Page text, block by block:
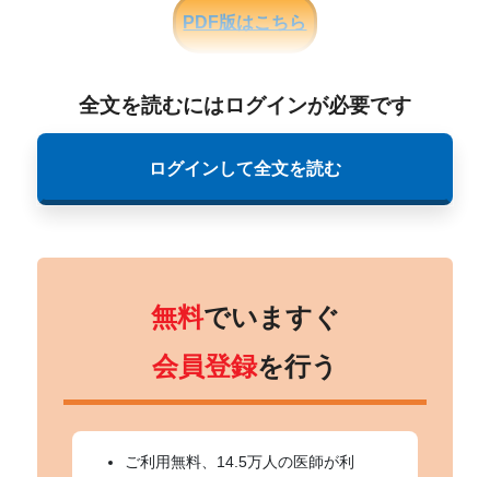
PDF版はこちら
全文を読むにはログインが必要です
ログインして全文を読む
無料でいますぐ
会員登録を行う
ご利用無料、14.5万人の医師が利